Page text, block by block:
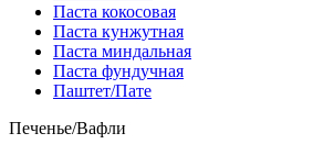
Паста кокосовая
Паста кунжутная
Паста миндальная
Паста фундучная
Паштет/Пате
Печенье/Вафли